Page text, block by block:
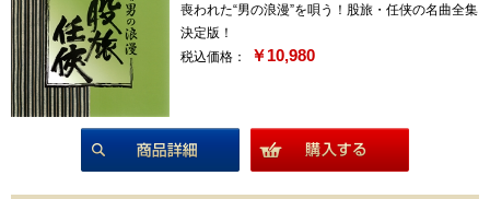
喪われた“男の浪漫”を唄う！股旅・任侠の名曲全集
決定版！
税込価格：
￥10,980